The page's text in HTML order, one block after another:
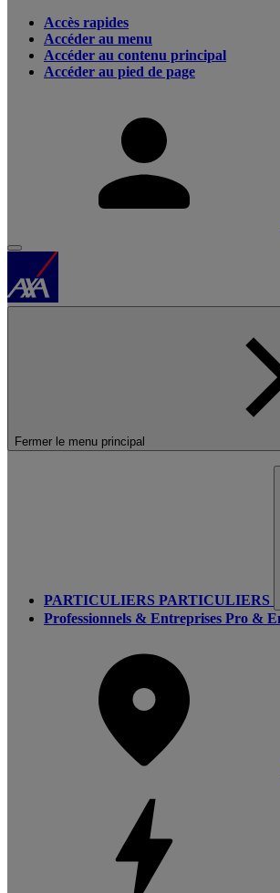
Accès rapides
Accéder au menu
Accéder au contenu principal
Accéder au pied de page
Fermer le menu principal
PARTICULIERS PARTICULIERS
Professionnels & Entreprises Pro &